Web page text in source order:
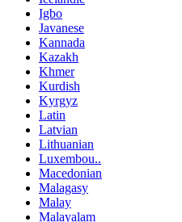
Igbo
Javanese
Kannada
Kazakh
Khmer
Kurdish
Kyrgyz
Latin
Latvian
Lithuanian
Luxembou..
Macedonian
Malagasy
Malay
Malayalam